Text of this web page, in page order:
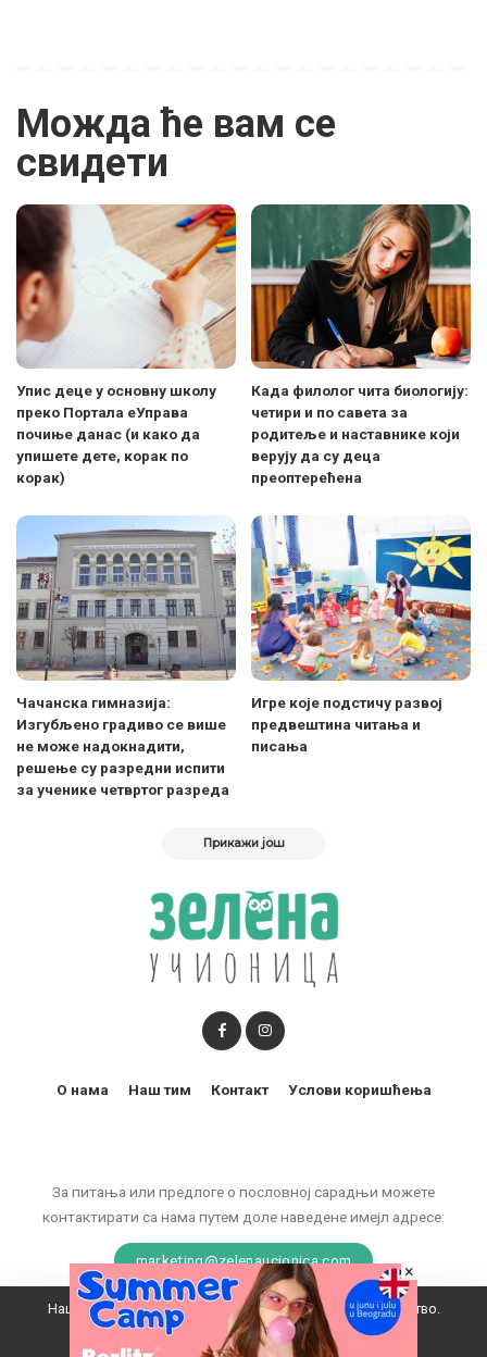
Можда ће вам се
свидети
Упис деце у основну школу
преко Портала еУправа
почиње данас (и како да
упишете дете, корак по
корак)
Када филолог чита биологију:
четири и по савета за
родитеље и наставнике који
верују да су деца
преоптерећена
Чачанска гимназија:
Изгубљено градиво се више
не може надокнадити,
решење су разредни испити
за ученике четвртог разреда
Игре које подстичу развој
предвештина читања и
писања
Прикажи још
За питања или предлоге о пословној сарадњи можете
контактирати са нама путем доле наведене имејл адресе:
marketing@zelenaucionica.com
О нама Наш тим Контакт Услови коришћења
© 2011-2024 Copyright by Zelena učionica. All Rights reserved.
Наш вебсајт користи колачиће да побољша ваше искуство.
Прихватам
×